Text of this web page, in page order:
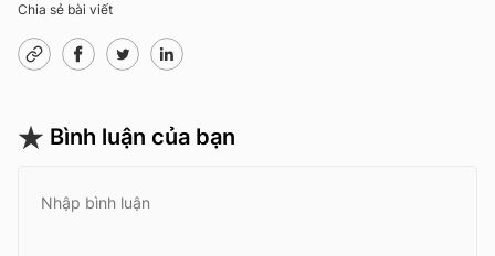
Chia sẻ bài viết
Bình luận của bạn